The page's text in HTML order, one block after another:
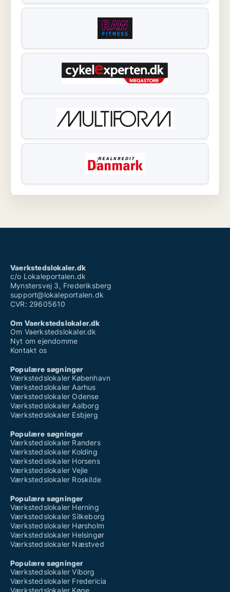
Vaerkstedslokaler.dk
c/o Lokaleportalen.dk
Mynstersvej 3, Frederiksberg
support@lokaleportalen.dk
CVR: 29605610
Om Vaerkstedslokaler.dk
Om Vaerkstedslokaler.dk
Nyt om ejendomme
Kontakt os
Populære søgninger
Værkstedslokaler København
Værkstedslokaler Aarhus
Værkstedslokaler Odense
Værkstedslokaler Aalborg
Værkstedslokaler Esbjerg
Populære søgninger
Værkstedslokaler Randers
Værkstedslokaler Kolding
Værkstedslokaler Horsens
Værkstedslokaler Vejle
Værkstedslokaler Roskilde
Populære søgninger
Værkstedslokaler Herning
Værkstedslokaler Silkeborg
Værkstedslokaler Hørsholm
Værkstedslokaler Helsingør
Værkstedslokaler Næstved
Populære søgninger
Værkstedslokaler Viborg
Værkstedslokaler Fredericia
Værkstedslokaler Køge